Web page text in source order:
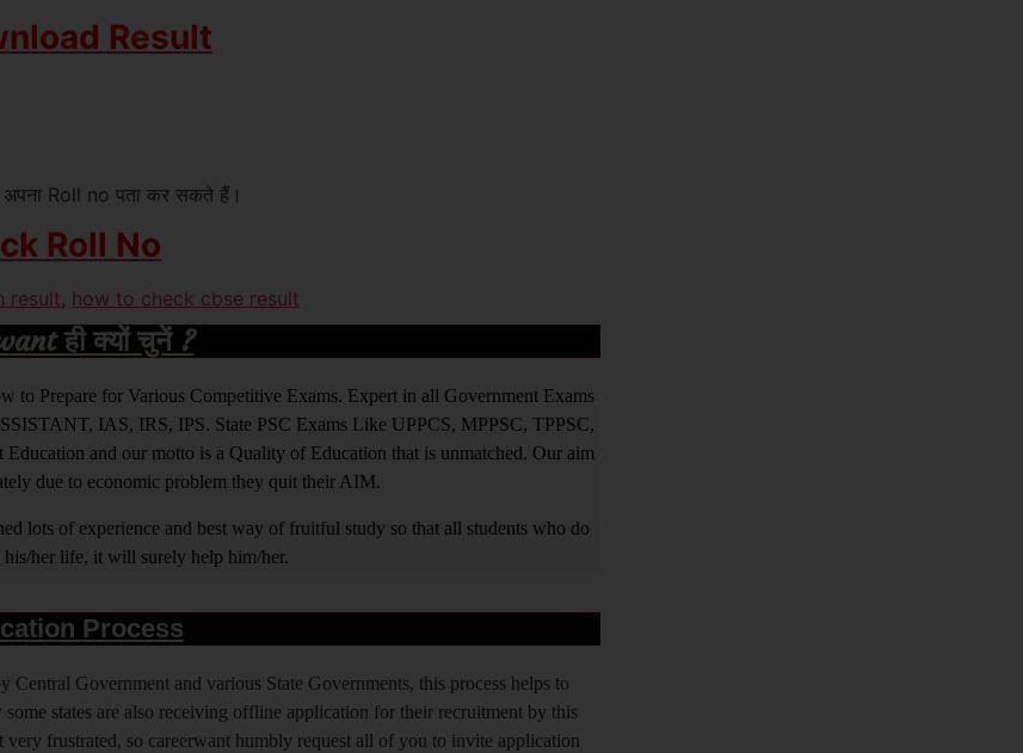
Result
Roll no पता कर सकते हैं।
Roll No
result, how to check cbse result
ही क्यों चुनें ?
to Prepare for Various Competitive Exams. Expert in all Government Exams
IAS, IRS, IPS. State PSC Exams Like UPPCS, MPPSC, TPPSC,
and our motto is a Quality of Education that is unmatched. Our aim
due to economic problem they quit their AIM.
lots of experience and best way of fruitful study so that all students who do
her life, it will surely help him/her.
Process
Government and various State Governments, this process helps to
states are also receiving offline application for their recruitment by this
very frustrated, so careerwant humbly request all of you to invite application